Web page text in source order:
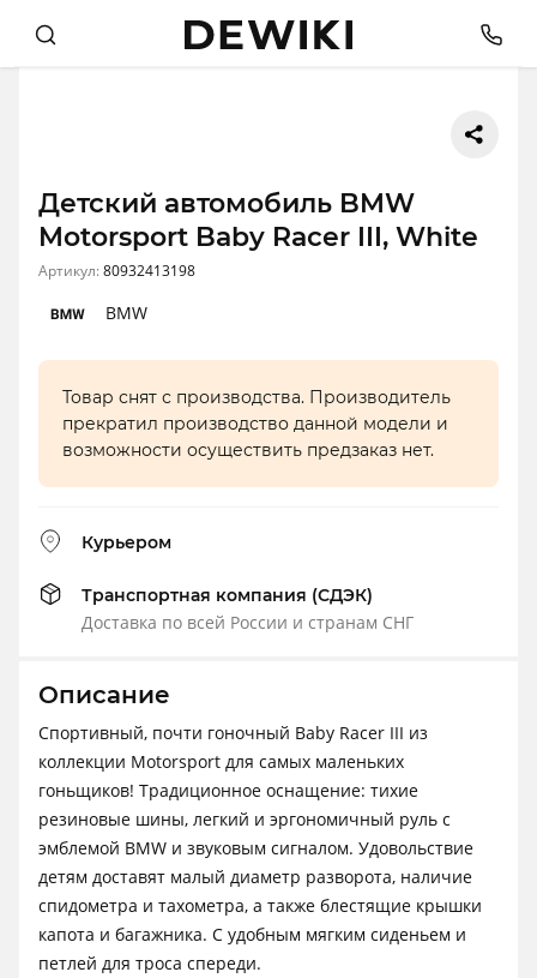
Детский автомобиль BMW
Motorsport Baby Racer III, White
Артикул:80932413198
BMW
Товар снят с производства. Производитель
прекратил производство данной модели и
возможности осуществить предзаказ нет.
Курьером
Транспортная компания (СДЭК)
Доставка по всей России и странам СНГ
Описание
Спортивный, почти гоночный Baby Racer III из
коллекции Motorsport для самых маленьких
гоньщиков! Традиционное оснащение: тихие
резиновые шины, легкий и эргономичный руль с
эмблемой BMW и звуковым сигналом. Удовольствие
детям доставят малый диаметр разворота, наличие
спидометра и тахометра, а также блестящие крышки
капота и багажника. С удобным мягким сиденьем и
петлей для троса спереди.